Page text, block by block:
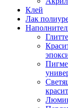
Клей
Лак